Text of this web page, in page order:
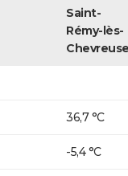
Saint-
Rémy-lès-
Chevreuse
36,7 °C
-5,4 °C